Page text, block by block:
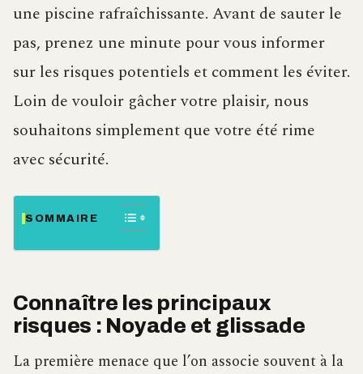
une piscine rafraîchissante. Avant de sauter le
pas, prenez une minute pour vous informer
sur les risques potentiels et comment les éviter.
Loin de vouloir gâcher votre plaisir, nous
souhaitons simplement que votre été rime
avec sécurité.
SOMMAIRE
Connaître les principaux
risques : Noyade et glissade
La première menace que l’on associe souvent à la